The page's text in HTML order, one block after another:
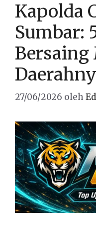
Kapolda
Sumbar:
27/06/2026 oleh